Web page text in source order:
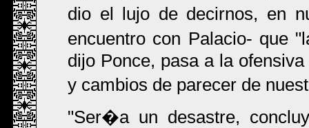
dio el lujo de decirnos, en
encuentro con Palacio- que
dijo Ponce, pasa a la
y cambios de parecer de
"Ser�a un desastre,